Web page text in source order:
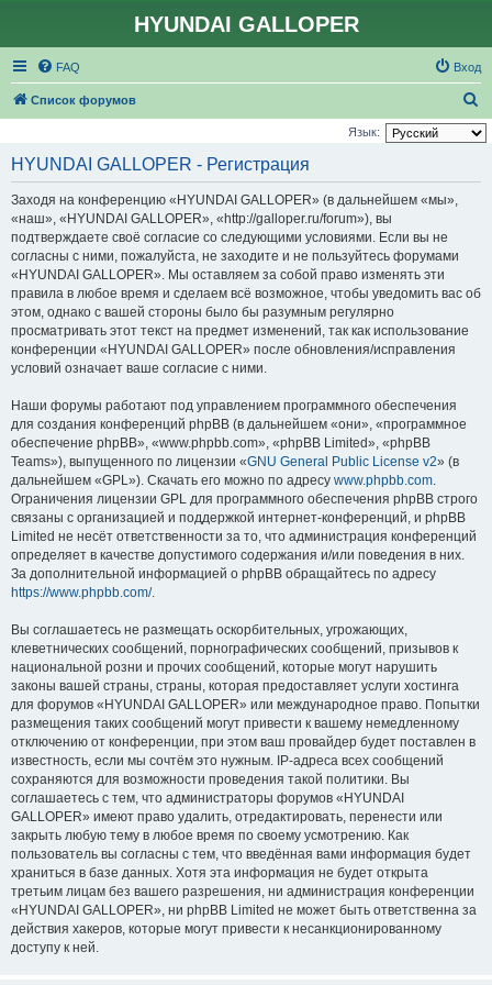
HYUNDAI GALLOPER
FAQ Вход
Список форумов
о
Язык:
HYUNDAI GALLOPER - Регистрация
Заходя на конференцию «HYUNDAI GALLOPER» (в дальнейшем «мы»,
«наш», «HYUNDAI GALLOPER», «http://galloper.ru/forum»), вы
подтверждаете своё согласие со следующими условиями. Если вы не
согласны с ними, пожалуйста, не заходите и не пользуйтесь форумами
«HYUNDAI GALLOPER». Мы оставляем за собой право изменять эти
правила в любое время и сделаем всё возможное, чтобы уведомить вас об
этом, однако с вашей стороны было бы разумным регулярно
просматривать этот текст на предмет изменений, так как использование
конференции «HYUNDAI GALLOPER» после обновления/исправления
условий означает ваше согласие с ними.
Наши форумы работают под управлением программного обеспечения
для создания конференций phpBB (в дальнейшем «они», «программное
обеспечение phpBB», «www.phpbb.com», «phpBB Limited», «phpBB
Teams»), выпущенного по лицензии «GNU General Public License v2» (в
дальнейшем «GPL»). Скачать его можно по адресу www.phpbb.com.
Ограничения лицензии GPL для программного обеспечения phpBB строго
связаны с организацией и поддержкой интернет-конференций, и phpBB
Limited не несёт ответственности за то, что администрация конференций
определяет в качестве допустимого содержания и/или поведения в них.
За дополнительной информацией о phpBB обращайтесь по адресу
https://www.phpbb.com/.
Вы соглашаетесь не размещать оскорбительных, угрожающих,
клеветнических сообщений, порнографических сообщений, призывов к
национальной розни и прочих сообщений, которые могут нарушить
законы вашей страны, страны, которая предоставляет услуги хостинга
для форумов «HYUNDAI GALLOPER» или международное право. Попытки
размещения таких сообщений могут привести к вашему немедленному
отключению от конференции, при этом ваш провайдер будет поставлен в
известность, если мы сочтём это нужным. IP-адреса всех сообщений
сохраняются для возможности проведения такой политики. Вы
соглашаетесь с тем, что администраторы форумов «HYUNDAI
GALLOPER» имеют право удалить, отредактировать, перенести или
закрыть любую тему в любое время по своему усмотрению. Как
пользователь вы согласны с тем, что введённая вами информация будет
храниться в базе данных. Хотя эта информация не будет открыта
третьим лицам без вашего разрешения, ни администрация конференции
«HYUNDAI GALLOPER», ни phpBB Limited не может быть ответственна за
действия хакеров, которые могут привести к несанкционированному
доступу к ней.